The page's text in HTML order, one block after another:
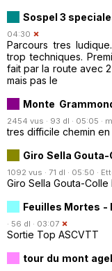
Sospel 3
04:30
Parcours tres
trop techniques.
fait par la route avec
mais pas le
Monte
2454 vus · 93 dl · 05:05 ·
tres difficile chemin
Giro Sella
1092 vus · 71 dl · 05:50 ·
Giro Sella Gouta-Colle
Feuilles Mortes -
· 56 dl · 03:07
Sortie Top ASCVTT
tour du mont agel